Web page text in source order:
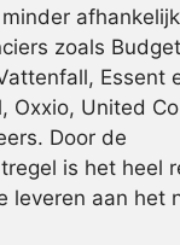
zoals
Essent
Oxxio, United
Door de
is het heel
leveren aan het